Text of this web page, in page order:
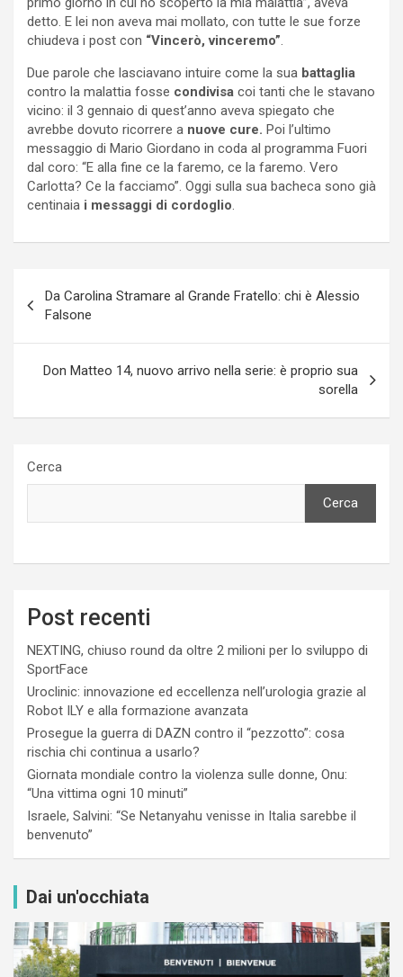
detto. E lei non aveva mai mollato, con tutte le sue forze
chiudeva i post con “Vincerò, vinceremo”.
Due parole che lasciavano intuire come la sua battaglia
contro la malattia fosse condivisa coi tanti che le stavano
vicino: il 3 gennaio di quest’anno aveva spiegato che
avrebbe dovuto ricorrere a nuove cure. Poi l’ultimo
messaggio di Mario Giordano in coda al programma Fuori
dal coro: “E alla fine ce la faremo, ce la faremo. Vero
Carlotta? Ce la facciamo”. Oggi sulla sua bacheca sono già
centinaia i messaggi di cordoglio.
articoli
Da Carolina Stramare al Grande Fratello: chi è Alessio
Falsone
Don Matteo 14, nuovo arrivo nella serie: è proprio sua
sorella
Cerca
Cerca
Post recenti
NEXTING, chiuso round da oltre 2 milioni per lo sviluppo di
SportFace
Uroclinic: innovazione ed eccellenza nell’urologia grazie al
Robot ILY e alla formazione avanzata
Prosegue la guerra di DAZN contro il “pezzotto”: cosa
rischia chi continua a usarlo?
Giornata mondiale contro la violenza sulle donne, Onu:
“Una vittima ogni 10 minuti”
Israele, Salvini: “Se Netanyahu venisse in Italia sarebbe il
benvenuto”
Dai un'occhiata